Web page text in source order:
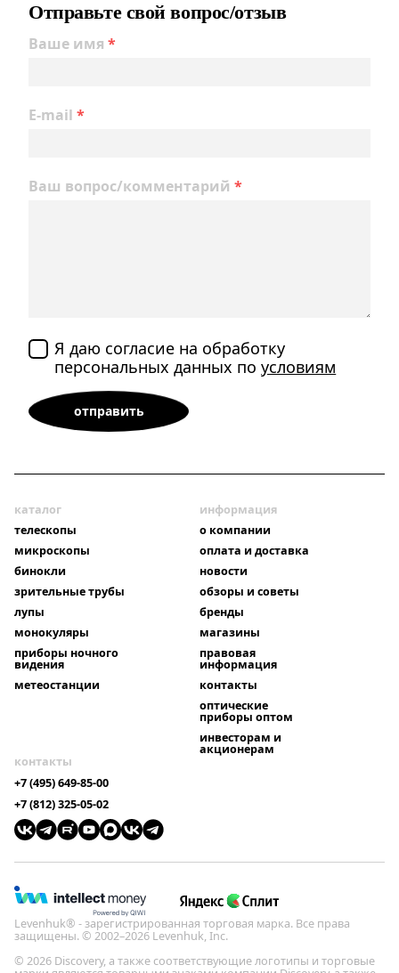
Отправьте свой вопрос/отзыв
Ваше имя *
E-mail *
Ваш вопрос/комментарий *
Я даю согласие на обработку
персональных данных поусловиям
каталог
телескопы
микроскопы
бинокли
зрительные трубы
лупы
монокуляры
приборы ночного
видения
метеостанции
информация
о компании
оплата и доставка
новости
обзоры и советы
бренды
магазины
правовая
информация
контакты
оптические
приборы оптом
инвесторам и
акционерам
контакты
+7 (495) 649-85-00
+7 (812) 325-05-02
Levenhuk® - зарегистрированная торговая марка. Все права
защищены. © 2002–2026 Levenhuk, Inc.
© 2026 Discovery, а также соответствующие логотипы и торговые